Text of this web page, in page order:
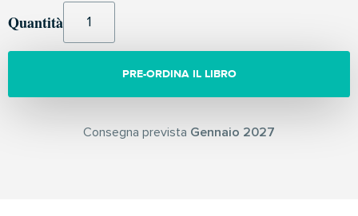
Quantità
PRE-ORDINA IL LIBRO
Consegna prevista Gennaio 2027